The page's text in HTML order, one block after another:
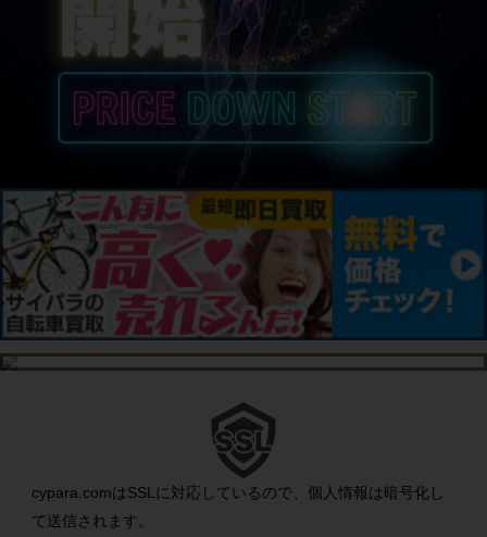
cypara.comはSSLに対応しているので、個人情報は暗号化し
て送信されます。